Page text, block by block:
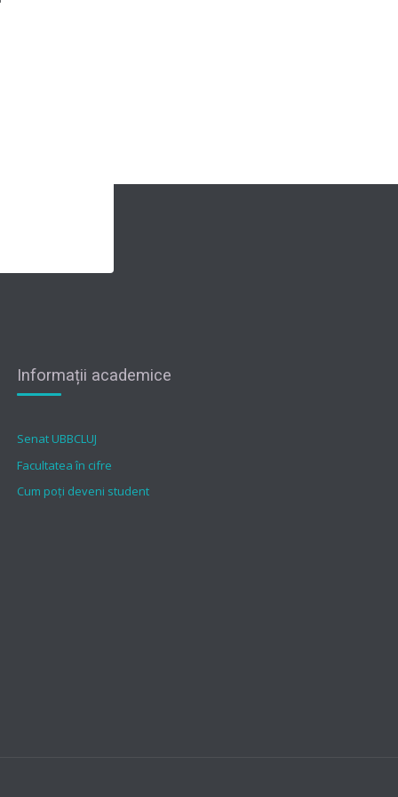
Informații academice
Senat UBBCLUJ
Facultatea în cifre
Cum poți deveni student